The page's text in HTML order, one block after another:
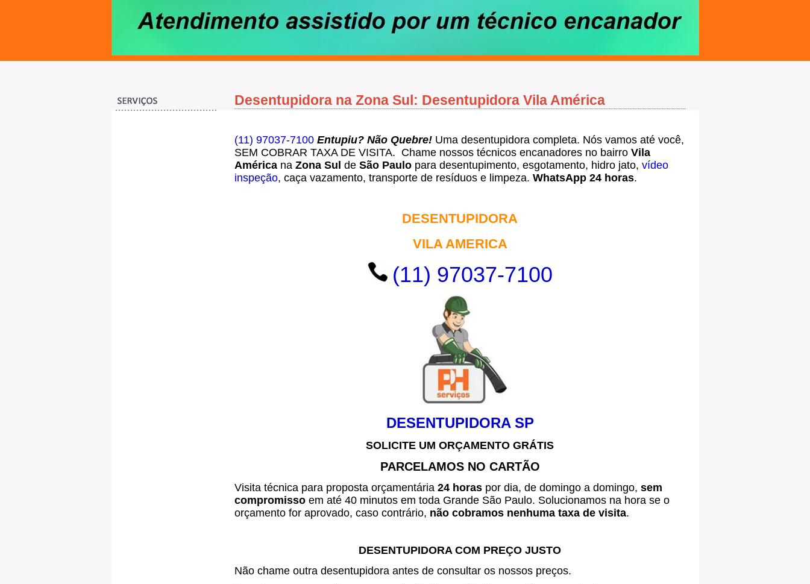
Desentupidora na Zona Sul: Desentupidora Vila América
(11) 97037-7100Entupiu? Não Quebre! Uma desentupidora completa. Nós vamos até você,
SEM COBRAR TAXA DE VISITA. Chame nossos técnicos encanadores no bairro Vila
América na Zona Sul de São Paulopara desentupimento, esgotamento, hidro jato, vídeo
inspeção, caça vazamento, transporte de resíduos e limpeza. WhatsApp 24 horas.
DESENTUPIDORA
VILA AMERICA
(11) 97037-7100
DESENTUPIDORA SP
SOLICITE UM ORÇAMENTO GRÁTIS
PARCELAMOS NO CARTÃO
Visita técnica para proposta orçamentária 24 horaspor dia, de domingo a domingo, sem
compromissoem até 40 minutos em toda Grande São Paulo. Solucionamos na hora se o
orçamento for aprovado, caso contrário, não cobramos nenhuma taxa de visita.
DESENTUPIDORA COM PREÇO JUSTO
Não chame outra desentupidora antes de consultar os nossos preços.